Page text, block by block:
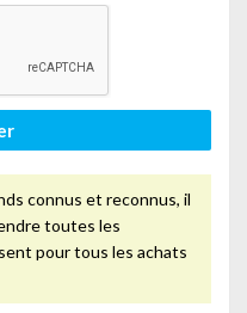
connus et reconnus, il
toutes les
pour tous les achats